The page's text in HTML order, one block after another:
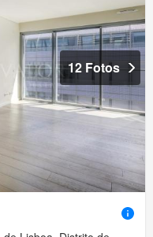
12 Fotos